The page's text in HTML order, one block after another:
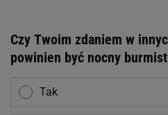
Czy Twoim zdaniem w
powinien być nocny
Tak